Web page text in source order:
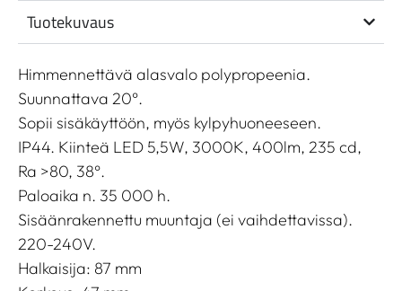
Tuotekuvaus
Himmennettävä alasvalo polypropeenia.
Suunnattava 20°.
Sopii sisäkäyttöön, myös kylpyhuoneeseen.
IP44. Kiinteä LED 5,5W, 3000K, 400lm, 235 cd,
Ra >80, 38°.
Paloaika n. 35 000 h.
Sisäänrakennettu muuntaja (ei vaihdettavissa).
220-240V.
Halkaisija: 87 mm